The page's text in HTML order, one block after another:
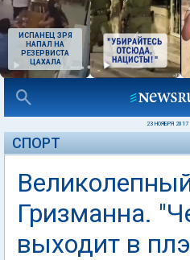
ИСПАНЕЦ ЗРЯ
НАПАЛ НА
РЕЗЕРВИСТА
ЦАХАЛА
23 НОЯБРЯ 2017
СПОРТ
Гризманна.
выходит в